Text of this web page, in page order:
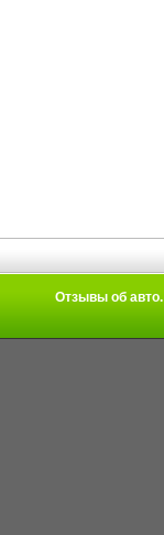
Отзывы об авто.